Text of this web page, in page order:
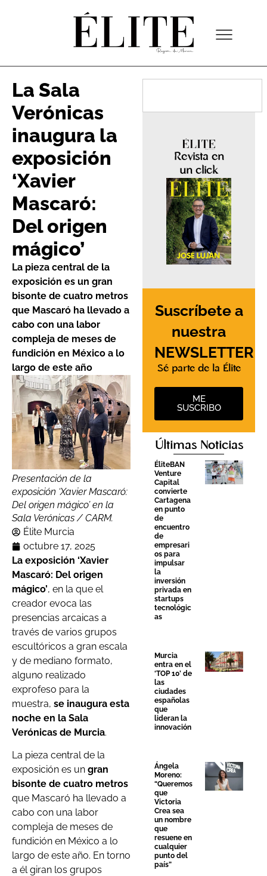
La Sala
Verónicas
inaugura la
exposición
‘Xavier
Mascaró:
Del origen
mágico’
La pieza central de la
exposición es un gran
bisonte de cuatro metros
que Mascaró ha llevado a
cabo con una labor
compleja de meses de
fundición en México a lo
largo de este año
Presentación de la
exposición ‘Xavier Mascaró:
Del origen mágico’ en la
Sala Verónicas / CARM.
Élite Murcia
octubre 17, 2025
La exposición ‘Xavier
Mascaró: Del origen
mágico’, en la que el
creador evoca las
presencias arcaicas a
través de varios grupos
escultóricos a gran escala
y de mediano formato,
alguno realizado
exprofeso para la
muestra, se inaugura esta
noche en la Sala
Verónicas de Murcia.
La pieza central de la
exposición es un gran
bisonte de cuatro metros
que Mascaró ha llevado a
cabo con una labor
compleja de meses de
fundición en México a lo
largo de este año. En torno
a él giran los grupos
Revista en
un click
Suscríbete a
nuestra
NEWSLETTER
Sé parte de la Élite
ME
SUSCRIBO
Últimas Noticias
ÉliteBAN
Venture
Capital
convierte
Cartagena
en punto
de
encuentro
de
empresari
os para
impulsar
la
inversión
privada en
startups
tecnológic
as
Murcia
entra en el
‘TOP 10’ de
las
ciudades
españolas
que
lideran la
innovación
Ángela
Moreno:
“Queremos
que
Victoria
Crea sea
un nombre
que
resuene en
cualquier
punto del
país”